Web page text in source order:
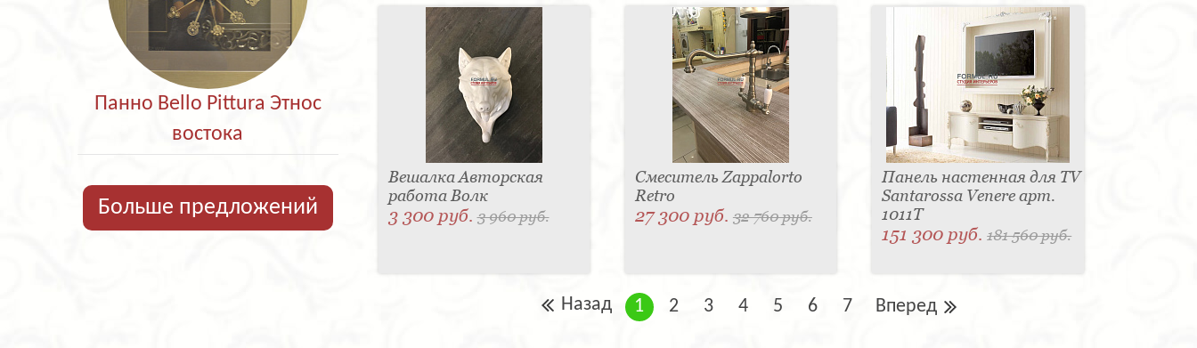
Панно Bello Pittura Этнос
востока
Больше предложений
Вешалка Авторская
работа Волк
3 300 руб.3 960 руб.
Смеситель Zappalorto
Retro
27 300 руб. 32 760 руб.
Панель настенная для TV
Santarossa Venere арт.
1011Т
151 300 руб.181 560 руб.
Назад 1 2 3 4 5 6 7 Вперед